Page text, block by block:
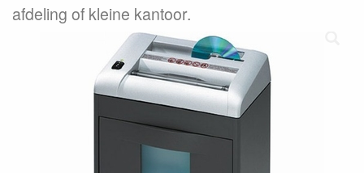
afdeling of kleine kantoor.